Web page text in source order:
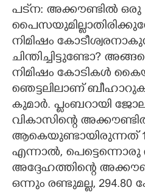
CARTOONS
LITERATURE
ZOOM
CONTACT US
പട്‌ന: അക്കൗണ്ടിൽ ഒരു
നിമിഷം
ചിന്തിച്ചിട്ടുണ്ടോ?
നിമിഷം കോടികൾ
ഞെട്ടലിലാണ്
കുമാർ. പ്ലംബറായി
വികാസിന്റെ
ആകെയുണ്ടായിരുന്നത്
എന്നാൽ, പെട്ടെന്നൊരു
അദ്ദേഹത്തിന്റെ
ഒന്നും രണ്ടുമല്ല,